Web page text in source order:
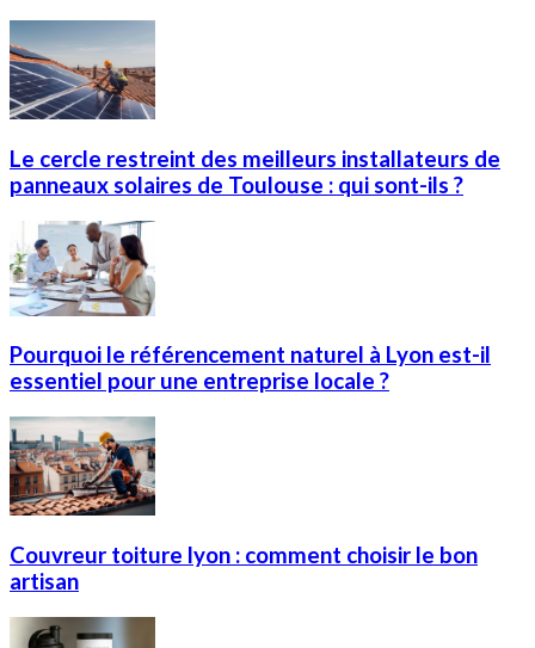
Le cercle restreint des meilleurs installateurs de
panneaux solaires de Toulouse : qui sont-ils ?
Pourquoi le référencement naturel à Lyon est-il
essentiel pour une entreprise locale ?
Couvreur toiture lyon : comment choisir le bon
artisan